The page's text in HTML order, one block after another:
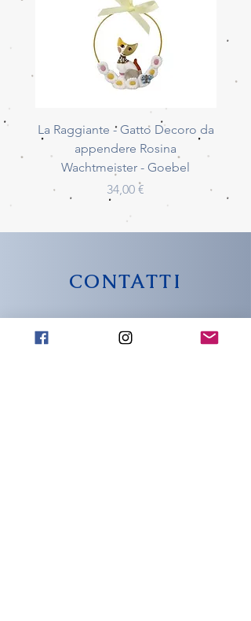
La Raggiante - Gatto Decoro da
appendere Rosina
Wachtmeister - Goebel
Prezzo
34,00 €
CONTATTI
info@wachtmeister-